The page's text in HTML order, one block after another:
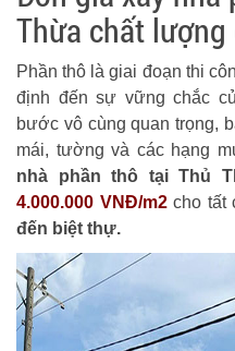
Thừa chất lượng
Phần thô là giai đoạn thi
định đến sự vững chắc
bước vô cùng quan trọng,
mái, tường và các hạng
nhà phần thô tại Thủ
4.000.000 VNĐ/m2cho tất
đến biệt thự.